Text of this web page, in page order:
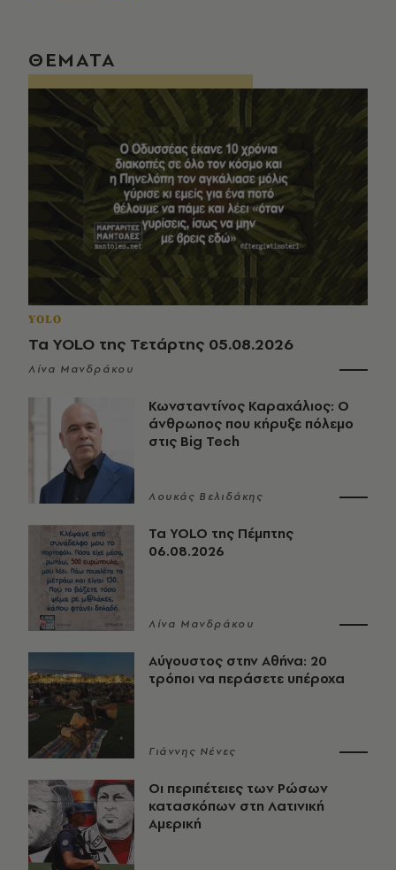
ΘΕΜΑΤΑ
YOLO
Τα YOLO της Τετάρτης 05.08.2026
Λίνα Μανδράκου
Κωνσταντίνος Καραχάλιος: Ο
άνθρωπος που κήρυξε πόλεμο
στις Big Tech
Λουκάς Βελιδάκης
Τα YOLO της Πέμπτης
06.08.2026
Λίνα Μανδράκου
Αύγουστος στην Αθήνα: 20
τρόποι να περάσετε υπέροχα
Γιάννης Νένες
Οι περιπέτειες των Ρώσων
κατασκόπων στη Λατινική
Αμερική